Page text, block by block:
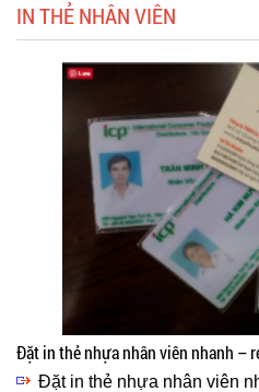
IN THẺ NHÂN VIÊN
Đặt in thẻ nhựa nhân viên nhanh –
Đặt in thẻ nhựa nhân viên